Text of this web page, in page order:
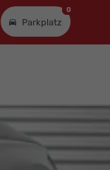
Parkplatz
0